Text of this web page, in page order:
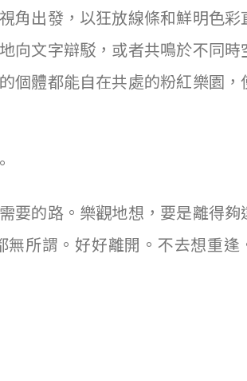
角出發，以狂放線條和鮮明色彩
向文字辯駁，或者共鳴於不同時
個體都能自在共處的粉紅樂園，
要的路。樂觀地想，要是離得夠
無所謂。好好離開。不去想重